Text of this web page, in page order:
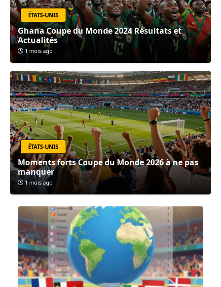
ÉTATS-UNIS
Ghana Coupe du Monde 2024 Résultats et
Actualités
1 mois ago
ÉTATS-UNIS
Moments forts Coupe du Monde 2026 à ne pas
manquer
1 mois ago